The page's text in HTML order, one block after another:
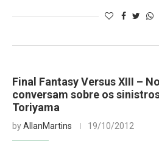
Final Fantasy Versus XIII –
conversam sobre os
Toriyama
byAllanMartins 19/10/2012